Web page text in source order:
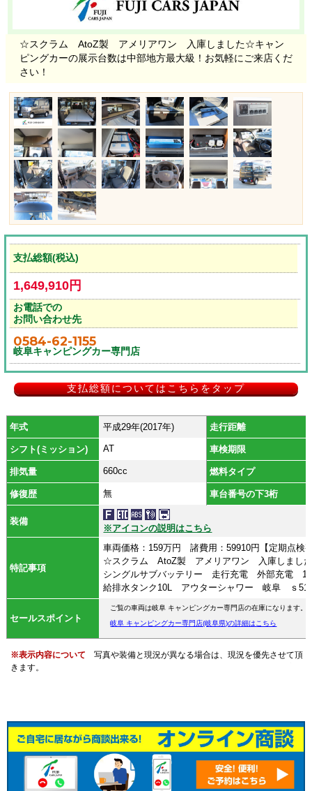
☆スクラム AtoZ製 アメリアワン 入庫しました☆キャン
ピングカーの展示台数は中部地方最大級！お気軽にご来店くだ
さい！
支払総額(税込)
1,649,910円
お電話での
お問い合わせ先
0584-62-1155
岐阜キャンピングカー専門店
支払総額についてはこちらをタップ
年式 平成29年(2017年) 走行距離
シフト(ミッション) AT 車検期限
排気量 660cc 燃料タイプ
修復歴 無 車台番号の下3桁
装備
※アイコンの説明はこちら
特記事項
車両価格：159万円 諸費用：59910円【定期点検
☆スクラム AtoZ製 アメリアワン 入庫しまし
シングルサブバッテリー 走行充電 外部充電
給排水タンク10L アウターシャワー 岐阜 ｓ
セールスポイント
ご覧の車両は岐阜 キャンピングカー専門店の在庫になります。
岐阜 キャンピングカー専門店(岐阜県)の詳細はこちら
※表示内容について
写真や装備と現況が異なる場合は、現況を優先させて頂
きます。